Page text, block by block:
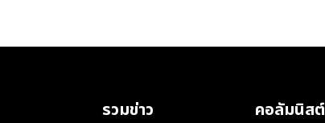
รวมข่าว คอลัมนิสต์